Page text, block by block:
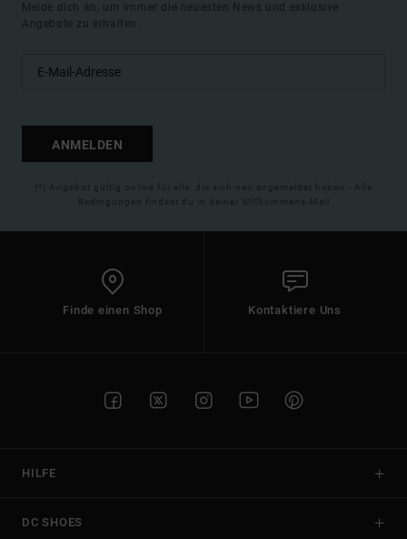
Melde dich an, um immer die neuesten News und exklusive
Angebote zu erhalten.
ANMELDEN
(*) Angebot gültig online für alle, die sich neu angemeldet haben - Alle
Bedingungen findest du in deiner Willkommens-Mail
Finde einen Shop Kontaktiere Uns
HILFE
DC SHOES